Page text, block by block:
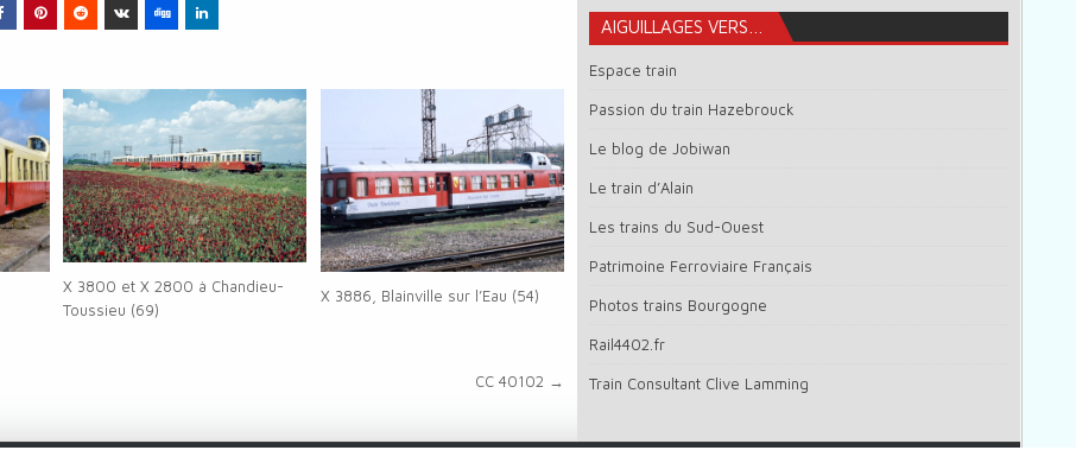
X 3800 et X 2800 à Chandieu-
Toussieu (69)
X 3886, Blainville sur l’Eau (54)
CC 40102 →
AIGUILLAGES VERS…
Espace train
Passion du train Hazebrouck
Le blog de Jobiwan
Le train d’Alain
Les trains du Sud-Ouest
Patrimoine Ferroviaire Français
Photos trains Bourgogne
Rail4402.fr
Train Consultant Clive Lamming